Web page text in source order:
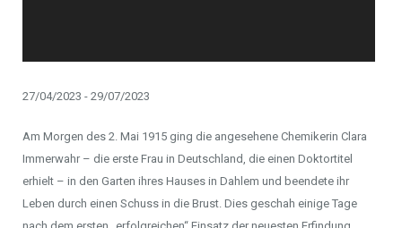
27/04/2023 - 29/07/2023
Am Morgen des 2. Mai 1915 ging die angesehene Chemikerin Clara
Immerwahr – die erste Frau in Deutschland, die einen Doktortitel
erhielt – in den Garten ihres Hauses in Dahlem und beendete ihr
Leben durch einen Schuss in die Brust. Dies geschah einige Tage